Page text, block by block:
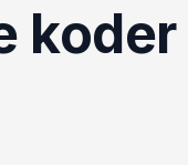
koder